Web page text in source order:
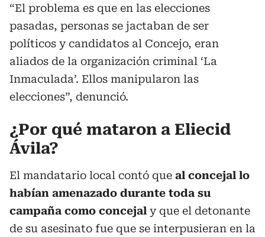
“El problema es que en las elecciones
pasadas, personas se jactaban de ser
políticos y candidatos al Concejo, eran
aliados de la organización criminal ‘La
Inmaculada’. Ellos manipularon las
elecciones”, denunció.
¿Por qué mataron a Eliecid
Ávila?
El mandatario local contó que al concejal lo
habían amenazado durante toda su
campaña como concejal y que el detonante
de su asesinato fue que se interpusieran en la